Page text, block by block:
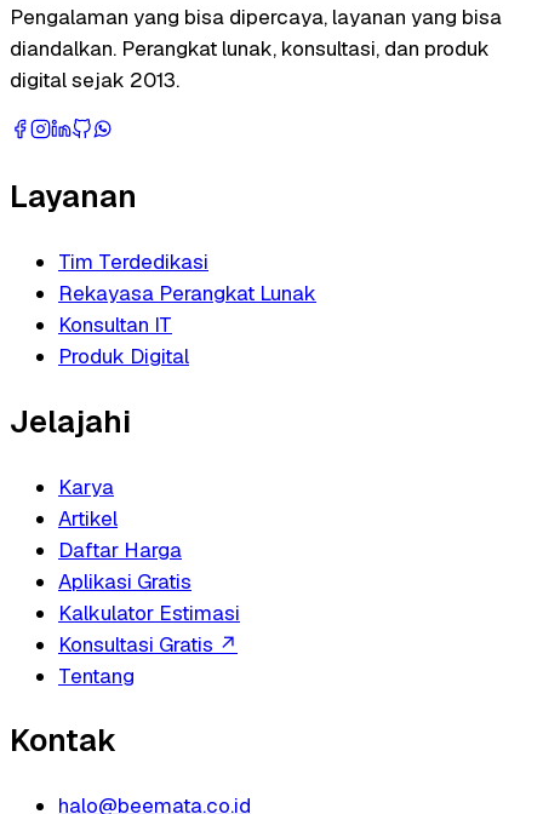
Pengalaman yang bisa dipercaya, layanan yang bisa
diandalkan. Perangkat lunak, konsultasi, dan produk
digital sejak 2013.
Layanan
Tim Terdedikasi
Rekayasa Perangkat Lunak
Konsultan IT
Produk Digital
Jelajahi
Karya
Artikel
Daftar Harga
Aplikasi Gratis
Kalkulator Estimasi
Konsultasi Gratis ↗
Tentang
Kontak
halo@beemata.co.id